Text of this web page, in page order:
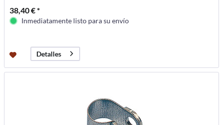
38,40 € *
Inmediatamente listo para su envío
Detalles